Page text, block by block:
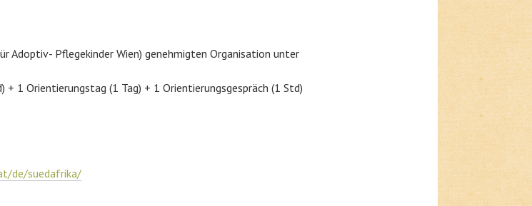
Adoptiv- Pflegekinder Wien) genehmigten Organisation unter
1 Orientierungstag (1 Tag) + 1 Orientierungsgespräch (1 Std)
de/suedafrika/